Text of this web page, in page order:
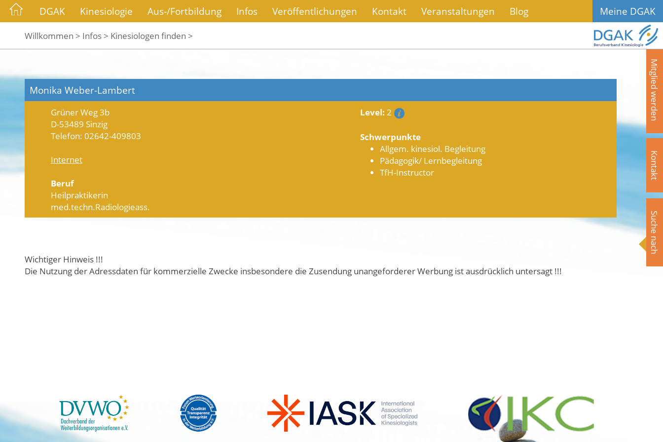
DGAK Kinesiologie Aus-/Fortbildung Infos Veröffentlichungen Kontakt Veranstaltungen Blog Meine DGAK
Willkommen > Infos > Kinesiologen finden >
Mitglied werden
Kontakt
Suche nach
Monika Weber-Lambert
Grüner Weg 3b
D-53489 Sinzig
Telefon: 02642-409803
Internet
Beruf
Heilpraktikerin
med.techn.Radiologieass.
Level: 2
Schwerpunkte
Allgem. kinesiol. Begleitung
Pädagogik/ Lernbegleitung
TfH-Instructor
Wichtiger Hinweis !!!
Die Nutzung der Adressdaten für kommerzielle Zwecke insbesondere die Zusendung unangeforderer Werbung ist ausdrücklich untersagt !!!